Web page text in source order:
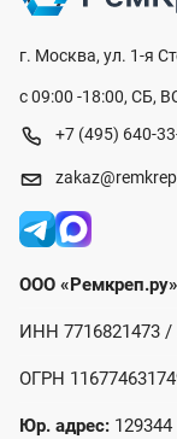
г. Москва, ул. 1-я
с 09:00 -18:00, СБ,
+7 (495) 640-
ООО «Ремкреп.ру»
ИНН 7716821473 /
ОГРН
Юр. адрес: